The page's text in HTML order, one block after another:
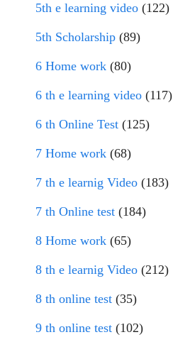
5th e learning video (122)
5th Scholarship (89)
6 Home work (80)
6 th e learning video (117)
6 th Online Test (125)
7 Home work (68)
7 th e learnig Video (183)
7 th Online test (184)
8 Home work (65)
8 th e learnig Video (212)
8 th online test (35)
9 th online test (102)